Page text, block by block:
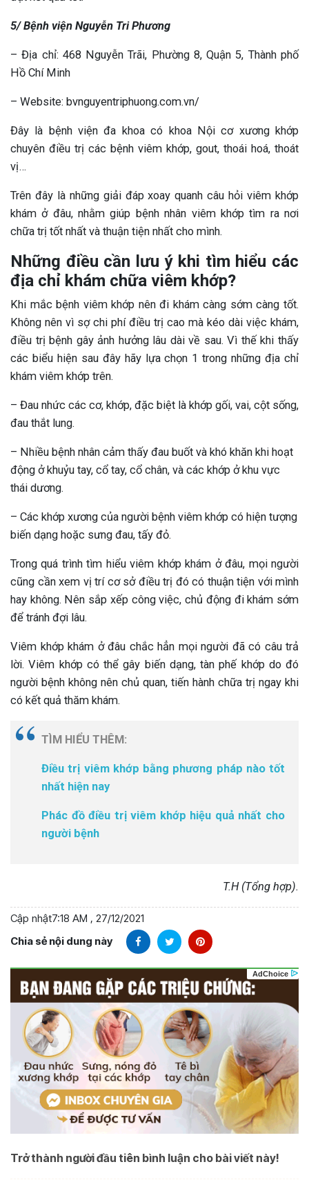
5/ Bệnh viện Nguyễn Tri Phương
– Địa chỉ: 468 Nguyễn Trãi, Phường 8, Quận 5, Thành phố
Hồ Chí Minh
– Website: bvnguyentriphuong.com.vn/
Đây là bệnh viện đa khoa có khoa Nội cơ xương khớp
chuyên điều trị các bệnh viêm khớp, gout, thoái hoá, thoát
vị…
Trên đây là những giải đáp xoay quanh câu hỏi viêm khớp
khám ở đâu, nhằm giúp bệnh nhân viêm khớp tìm ra nơi
chữa trị tốt nhất và thuận tiện nhất cho mình.
Những điều cần lưu ý khi tìm hiểu các
địa chỉ khám chữa viêm khớp?
Khi mắc bệnh viêm khớp nên đi khám càng sớm càng tốt.
Không nên vì sợ chi phí điều trị cao mà kéo dài việc khám,
điều trị bệnh gây ảnh hưởng lâu dài về sau. Vì thế khi thấy
các biểu hiện sau đây hãy lựa chọn 1 trong những địa chỉ
khám viêm khớp trên.
– Đau nhức các cơ, khớp, đặc biệt là khớp gối, vai, cột sống,
đau thắt lung.
– Nhiều bệnh nhân cảm thấy đau buốt và khó khăn khi hoạt
động ở khuỷu tay, cổ tay, cổ chân, và các khớp ở khu vực
thái dương.
– Các khớp xương của người bệnh viêm khớp có hiện tượng
biến dạng hoặc sưng đau, tấy đỏ.
Trong quá trình tìm hiểu viêm khớp khám ở đâu, mọi người
cũng cần xem vị trí cơ sở điều trị đó có thuận tiện với mình
hay không. Nên sắp xếp công việc, chủ động đi khám sớm
để tránh đợi lâu.
Viêm khớp khám ở đâu chắc hẳn mọi người đã có câu trả
lời. Viêm khớp có thể gây biến dạng, tàn phế khớp do đó
người bệnh không nên chủ quan, tiến hành chữa trị ngay khi
có kết quả thăm khám.
TÌM HIỂU THÊM:
Điều trị viêm khớp bằng phương pháp nào tốt
nhất hiện nay
Phác đồ điều trị viêm khớp hiệu quả nhất cho
người bệnh
T.H (Tổng hợp).
Cập nhật7:18 AM , 27/12/2021
Chia sẻ nội dung này
Trở thành người đầu tiên bình luận cho bài viết này!